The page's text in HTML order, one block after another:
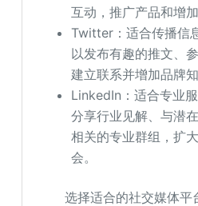
互动，推广产品和增加
Twitter：适合传播信
以发布有趣的推文、
建立联系并增加品牌知
LinkedIn：适合专业
分享行业见解、与潜
相关的专业群组，扩
会。
选择适合的社交媒体平